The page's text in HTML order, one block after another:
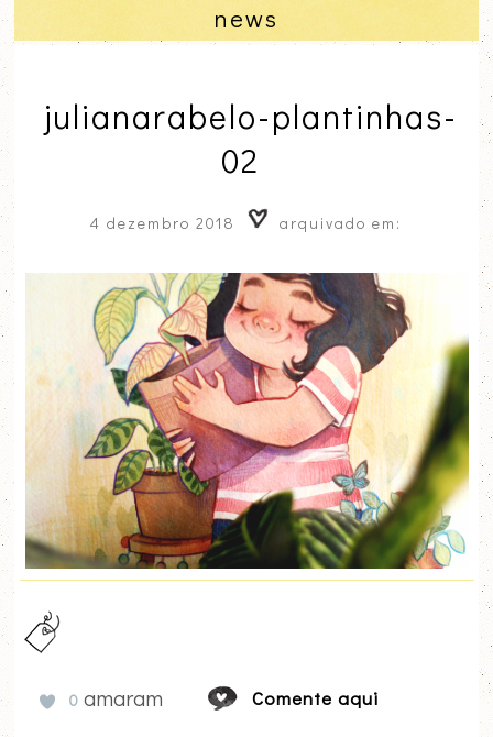
news
julianarabelo-plantinhas-
02
4 dezembro 2018 arquivado em:
0 amaram Comente aqui